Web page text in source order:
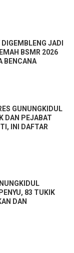
JADI
BSMR 2026
BENCANA
GUNUNGKIDUL
DAN PEJABAT
INI DAFTAR
83 TUKIK
DAN